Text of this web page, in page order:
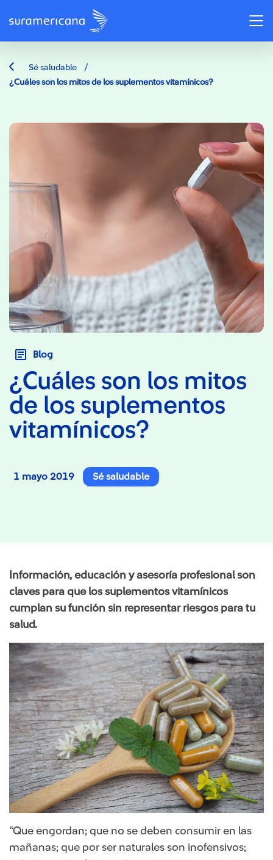
Sé saludable /
¿Cuáles son los mitos de los suplementos vitamínicos?
Blog
¿Cuáles son los mitos
de los suplementos
vitamínicos?
1 mayo 2019 Sé saludable
Información, educación y asesoría profesional son
claves para que los suplementos vitamínicos
cumplan su función sin representar riesgos para tu
salud.
​“Que engordan; que no se deben consumir en las
mañanas; que por ser naturales son inofensivos;